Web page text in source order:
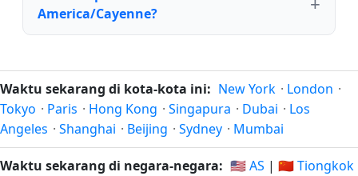
America/Cayenne?
Waktu sekarang di kota-kota ini: New York · London ·
Tokyo · Paris · Hong Kong · Singapura · Dubai · Los
Angeles · Shanghai · Beijing · Sydney · Mumbai
Waktu sekarang di negara-negara: 🇺🇸 AS | 🇨🇳 Tiongkok